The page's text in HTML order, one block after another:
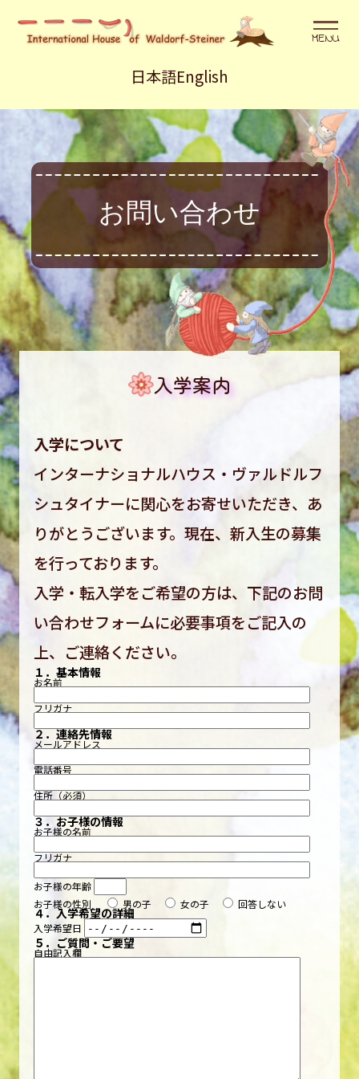
メニュ
日本語English
お問い合わせ
入学案内
入学について
インターナショナルハウス・ヴァルドルフ
シュタイナーに関心をお寄せいただき、あ
りがとうございます。現在、新入生の募集
を行っております。
入学・転入学をご希望の方は、下記のお問
い合わせフォームに必要事項をご記入の
上、ご連絡ください。
１．基本情報
お名前
フリガナ
２．連絡先情報
メールアドレス
電話番号
住所（必須）
３．お子様の情報
お子様の名前
フリガナ
お子様の年齢
お子様の性別
男の子 女の子 回答しない
４．入学希望の詳細
入学希望日
５．ご質問・ご要望
自由記入欄